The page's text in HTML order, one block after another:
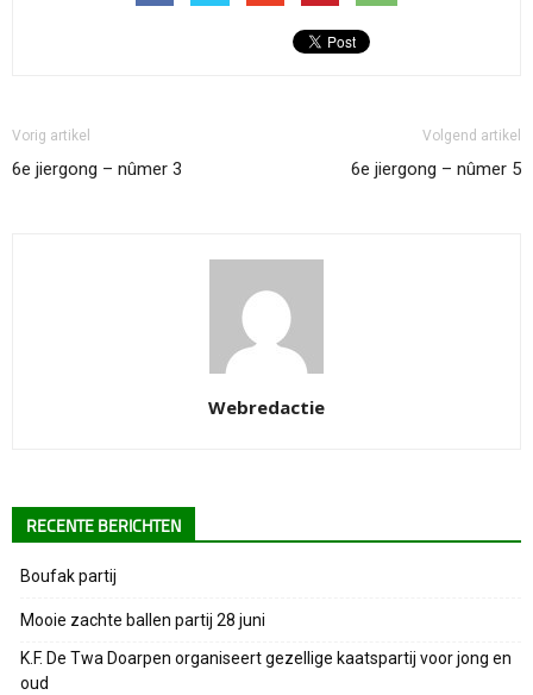
Vorig artikel
6e jiergong – nûmer 3
Volgend artikel
6e jiergong – nûmer 5
Webredactie
RECENTE BERICHTEN
Boufak partij
Mooie zachte ballen partij 28 juni
K.F. De Twa Doarpen organiseert gezellige kaatspartij voor jong en
oud